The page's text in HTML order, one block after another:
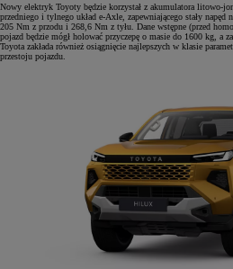
Nowy elektryk Toyoty będzie korzystał z akumulatora litowo-
przedniego i tylnego układ e-Axle, zapewniającego stały
205 Nm z przodu i 268,6 Nm z tyłu. Dane wstępne (przed
pojazd będzie mógł holować przyczepę o masie do 1600 kg, a
Toyota zakłada również osiągnięcie najlepszych w klasie
przestoju pojazdu.